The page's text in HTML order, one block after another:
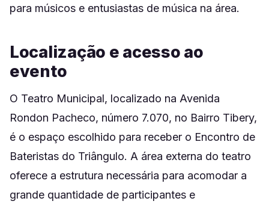
para músicos e entusiastas de música na área.
Localização e acesso ao
evento
O Teatro Municipal, localizado na Avenida
Rondon Pacheco, número 7.070, no Bairro Tibery,
é o espaço escolhido para receber o Encontro de
Bateristas do Triângulo. A área externa do teatro
oferece a estrutura necessária para acomodar a
grande quantidade de participantes e